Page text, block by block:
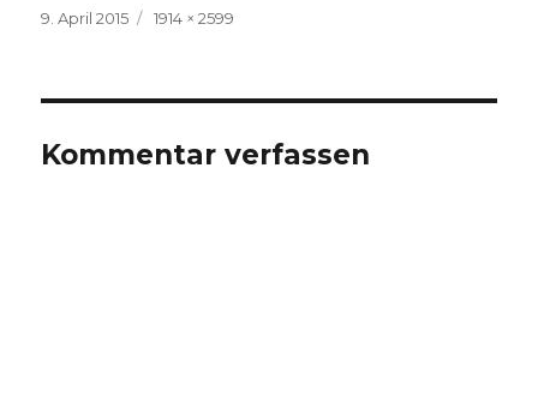
Veröffentlicht
9. April 2015
Volle
1914 × 2599
Kommentar verfassen